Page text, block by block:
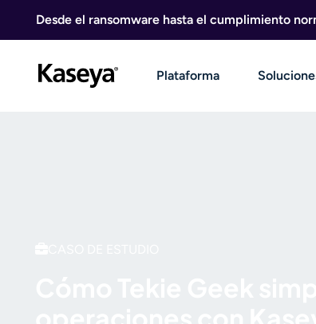
Desde el ransomware hasta el cumplimiento
Plataforma